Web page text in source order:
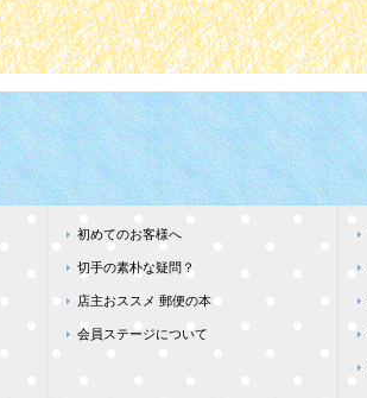
初めてのお客様へ
切手の素朴な疑問？
店主おススメ 郵便の本
会員ステージについて